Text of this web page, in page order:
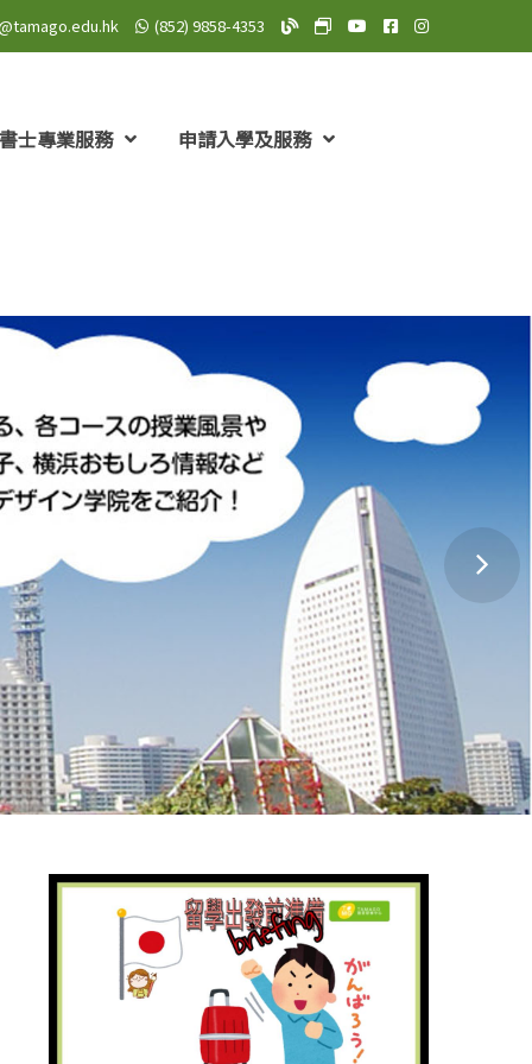
(852) 9858-4353 TAMAGO Blog
TAMAGO MeWe 專頁:
TAMAGO YouTube 頻道
TAMAGOTAMAGO
士專業服務 申請入學及服務